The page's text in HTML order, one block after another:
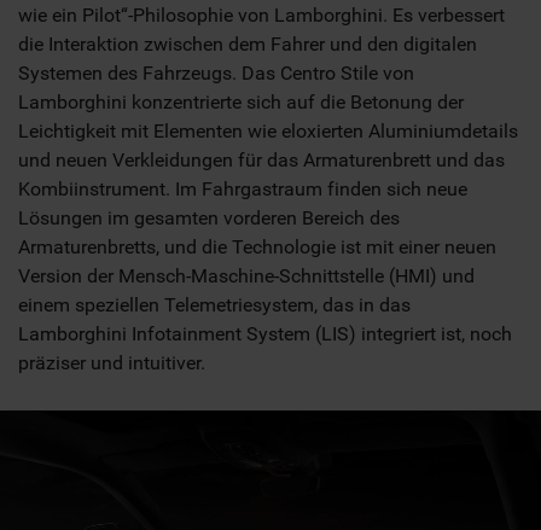
wie ein Pilot“-Philosophie von Lamborghini. Es verbessert
die Interaktion zwischen dem Fahrer und den digitalen
Systemen des Fahrzeugs. Das Centro Stile von
Lamborghini konzentrierte sich auf die Betonung der
Leichtigkeit mit Elementen wie eloxierten Aluminiumdetails
und neuen Verkleidungen für das Armaturenbrett und das
Kombiinstrument. Im Fahrgastraum finden sich neue
Lösungen im gesamten vorderen Bereich des
Armaturenbretts, und die Technologie ist mit einer neuen
Version der Mensch-Maschine-Schnittstelle (HMI) und
einem speziellen Telemetriesystem, das in das
Lamborghini Infotainment System (LIS) integriert ist, noch
präziser und intuitiver.